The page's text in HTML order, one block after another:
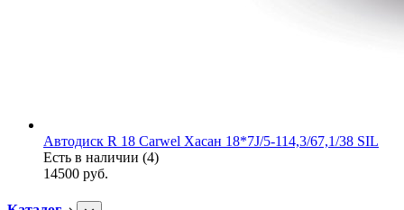
Автодиск R 18 Carwel Хасан 18*7J/5-114,3/67,1/38 SIL
Есть в наличии (4)
14500 руб.